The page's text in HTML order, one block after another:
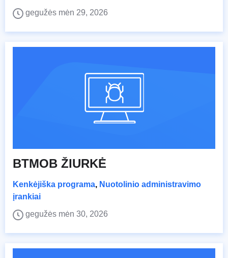
gegužės mėn 29, 2026
BTMOB ŽIURKĖ
Kenkėjiška programa, Nuotolinio administravimo
įrankiai
gegužės mėn 30, 2026